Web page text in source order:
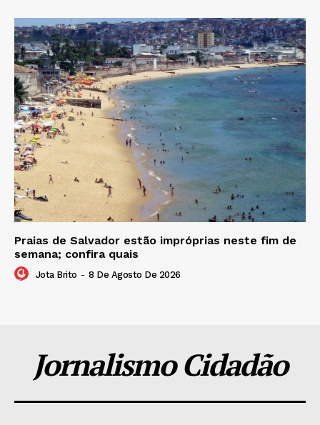
Praias de Salvador estão impróprias neste fim de
semana; confira quais
Jota Brito - 8 De Agosto De 2026
Jornalismo Cidadão